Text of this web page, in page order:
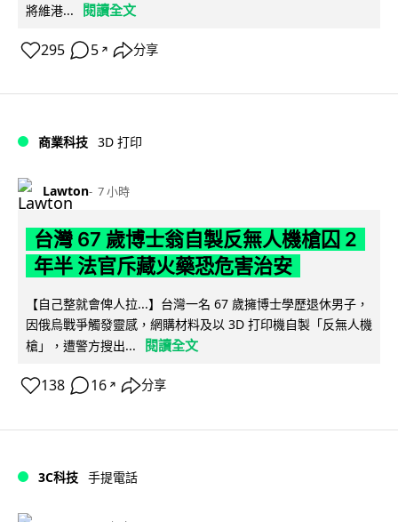
將維港...
閱讀全文
295 5 ↗ 分享
商業科技 3D 打印
Lawton 7 小時
台灣 67 歲博士翁自製反無人機槍囚 2
年半 法官斥藏火藥恐危害治安
【自己整就會俾人拉...】台灣一名 67 歲擁博士學歷退休男子，
因俄烏戰爭觸發靈感，網購材料及以 3D 打印機自製「反無人機
槍」，遭警方搜出...
閱讀全文
138 16 ↗ 分享
3C科技 手提電話